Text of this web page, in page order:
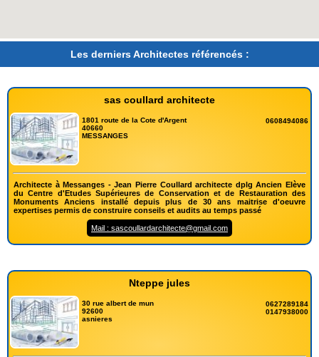
Les derniers Architectes référencés :
sas coullard architecte
1801 route de la Cote d'Argent
40660
MESSANGES
0608494086
Architecte à Messanges - Jean Pierre Coullard architecte dplg Ancien Elève
du Centre d'Etudes Supérieures de Conservation et de Restauration des
Monuments Anciens installé depuis plus de 30 ans maitrise d'oeuvre
expertises permis de construire conseils et audits au temps passé
Mail : sascoullardarchitecte@gmail.com
Nteppe jules
30 rue albert de mun
92600
asnieres
0627289184
0147938000